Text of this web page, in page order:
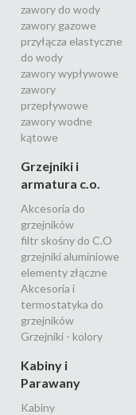
zawory do wody
zawory gazowe
przyłącza elastyczne
do wody
zawory wypływowe
zawory
przepływowe
zawory wodne
kątowe
Grzejniki i
armatura c.o.
Akcesoria do
grzejników
filtr skośny do C.O
grzejniki aluminiowe
elementy złączne
Akcesoria i
termostatyka do
grzejników
Grzejniki - kolory
Kabiny i
Parawany
Kabiny